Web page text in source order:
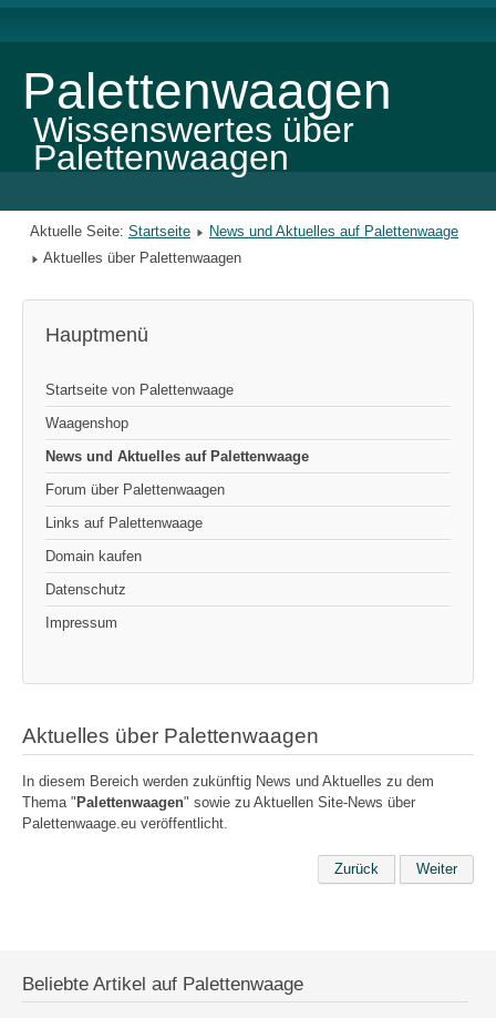
Palettenwaagen
Wissenswertes über
Palettenwaagen
Aktuelle Seite: Startseite
News und Aktuelles auf Palettenwaage
Aktuelles über Palettenwaagen
Hauptmenü
Startseite von Palettenwaage
Waagenshop
News und Aktuelles auf Palettenwaage
Forum über Palettenwaagen
Links auf Palettenwaage
Domain kaufen
Datenschutz
Impressum
Aktuelles über Palettenwaagen
In diesem Bereich werden zukünftig News und Aktuelles zu dem
Thema " Palettenwaagen" sowie zu Aktuellen Site-News über
Palettenwaage.eu veröffentlicht.
Zurück Weiter
Beliebte Artikel auf Palettenwaage